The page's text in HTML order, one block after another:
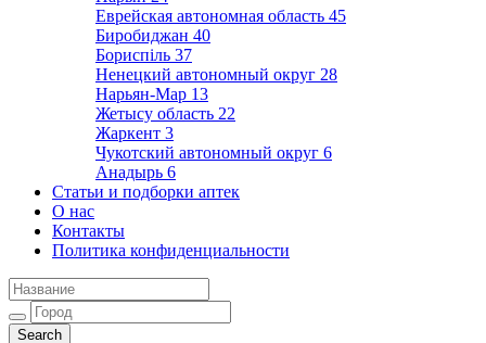
Еврейская автономная область 45
Биробиджан 40
Бориспіль 37
Ненецкий автономный округ 28
Нарьян-Мар 13
Жетысу область 22
Жаркент 3
Чукотский автономный округ 6
Анадырь 6
Статьи и подборки аптек
О нас
Контакты
Политика конфиденциальности